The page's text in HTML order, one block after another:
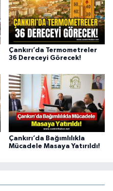
Çankırı’da Termometreler
36 Dereceyi Görecek!
Çankırı’da Bağımlılıkla
Mücadele Masaya Yatırıldı!